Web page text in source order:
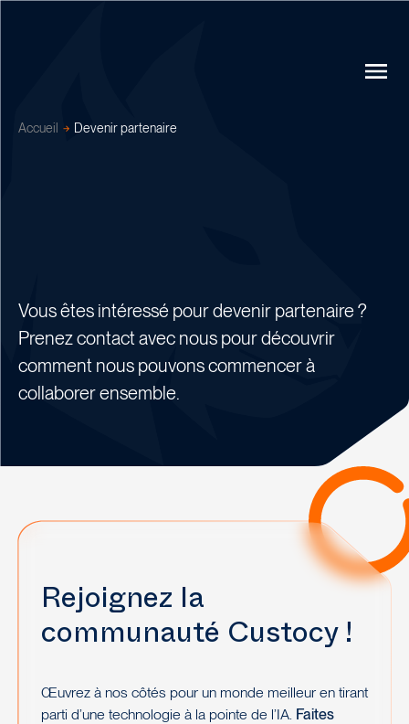
Accueil Devenir partenaire
Vous êtes intéressé pour devenir partenaire ?
Prenez contact avec nous pour découvrir
comment nous pouvons commencer à
collaborer ensemble.
Rejoignez la
communauté Custocy !
Œuvrez à nos côtés pour un monde meilleur en tirant
parti d’une technologie à la pointe de l’IA. Faites